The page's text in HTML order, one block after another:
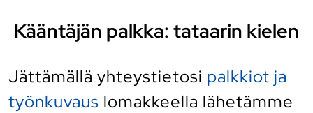
Kääntäjän palkka: tataarin kielen
Jättämällä yhteystietosi palkkiot ja
työnkuvaus lomakkeella lähetämme